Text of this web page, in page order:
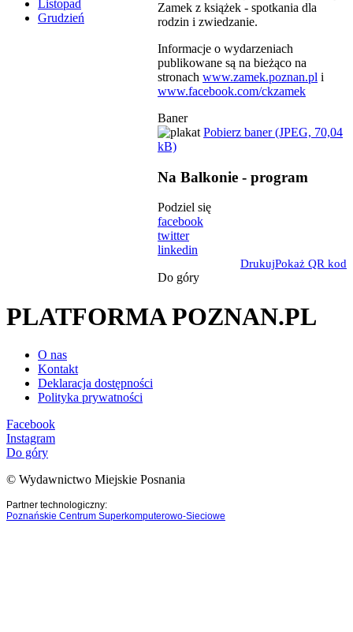
Listopad
Grudzień
Zamek z książek - spotkania dla
rodzin i zwiedzanie.
Informacje o wydarzeniach
publikowane są na bieżąco na
stronach www.zamek.poznan.pl i
www.facebook.com/ckzamek
Baner
Pobierz baner (JPEG, 70,04
kB)
Na Balkonie - program
Podziel się
facebook
twitter
linkedin
DrukujPokaż QR kod
Do góry
PLATFORMA POZNAN.PL
O nas
Kontakt
Deklaracja dostępności
Polityka prywatności
Facebook
Instagram
Do góry
© Wydawnictwo Miejskie Posnania
Partner technologiczny:
Poznańskie Centrum Superkomputerowo-Sieciowe